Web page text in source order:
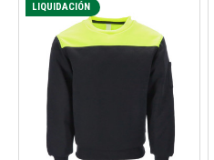
LIQUIDACIÓN